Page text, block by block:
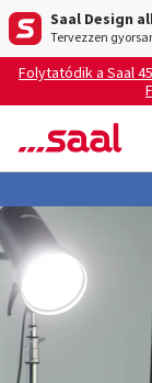
Saal Design
Tervezzen
Folytatódik a Saal